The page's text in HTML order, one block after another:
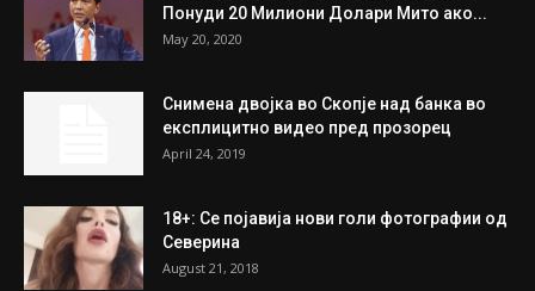
Понуди 20 Милиони Долари Мито ако...
May 20, 2020
Снимена двојка во Скопје над банка во
експлицитно видео пред прозорец
April 24, 2019
18+: Се појавија нови голи фотографии од
Северина
August 21, 2018